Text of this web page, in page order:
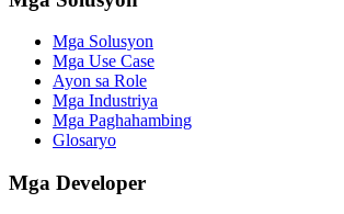
Mga Solusyon
Mga Use Case
Ayon sa Role
Mga Industriya
Mga Paghahambing
Glosaryo
Mga Developer